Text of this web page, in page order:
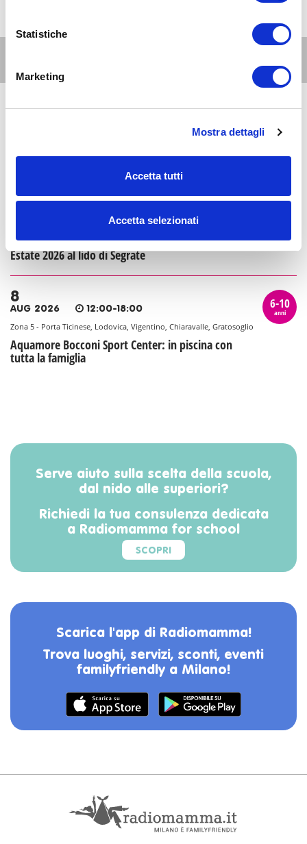
Statistiche
Marketing
Mostra dettagli
Accetta tutti
Accetta selezionati
Altri eventi per questa età
anni
8
09:00-20:00
Milano Est
Estate 2026 al lido di Segrate
8
AUG 2026 12:00-18:00
Zona 5 - Porta Ticinese, Lodovica, Vigentino, Chiaravalle, Gratosoglio
Aquamore Bocconi Sport Center: in piscina con
tutta la famiglia
6-10
anni
Serve aiuto sulla scelta della scuola,
dal nido alle superiori?
Richiedi la tua consulenza dedicata
a Radiomamma for school
SCOPRI
Scarica l'app di Radiomamma!
Trova luoghi, servizi, sconti, eventi
familyfriendly a Milano!